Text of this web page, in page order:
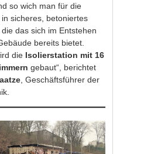
so wich man für die
sicheres, betoniertes
das sich im Entstehen
bereits bietet.
die Isolierstation mit 16
gebaut“, berichtet
, Geschäftsführer der